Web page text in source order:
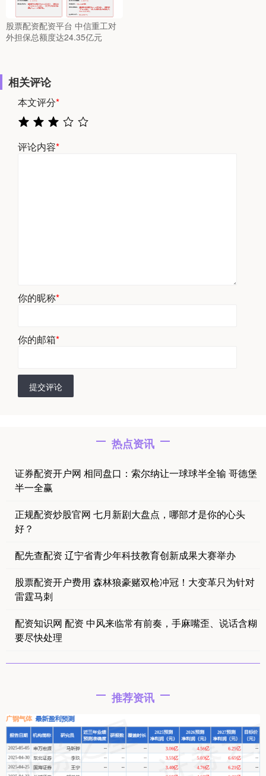
股票配资配资平台 中信重工对
外担保总额度达24.35亿元
相关评论
本文评分*
评论内容*
你的昵称*
你的邮箱*
提交评论
热点资讯
证券配资开户网 相同盘口：索尔纳让一球球半全输 哥德堡
半一全赢
正规配资炒股官网 七月新剧大盘点，哪部才是你的心头
好？
配先查配资 辽宁省青少年科技教育创新成果大赛举办
股票配资开户费用 森林狼豪赌双枪冲冠！大变革只为针对
雷霆马刺
配资知识网 配资 中风来临常有前奏，手麻嘴歪、说话含糊
要尽快处理
推荐资讯